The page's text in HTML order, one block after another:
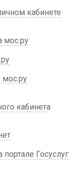
кабинете
мос.ру
мос.ру
кабинета
портале Госуслуг